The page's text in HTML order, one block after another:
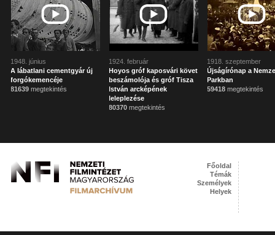
1948. június
A lábatlani cementgyár új
forgókemencéje
81639 megtekintés
1924. február
Hoyos gróf kaposvári követ
beszámolója és gróf Tisza
István arcképének
leleplezése
80370 megtekintés
1918. szeptember
Újságírónap a
Parkban
59418 megtekintés
Főoldal
Témák
Személyek
Helyek